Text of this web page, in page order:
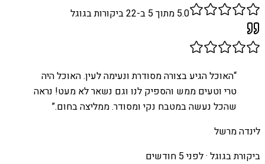
5.0 מתוך 5 ב- 22ביקורות בגוגל
“האוכל הגיע בצורה מסודרת ונעימה לעין. האוכל היה
טרי וטעים ממש והספיק לנו וגם נשאר לא מעט! נראה
שהכל נעשה במטבח נקי ומסודר. ממליצה בחום.”
לינדה מרשל
ביקורת בגוגל ·לפני 5 חודשים